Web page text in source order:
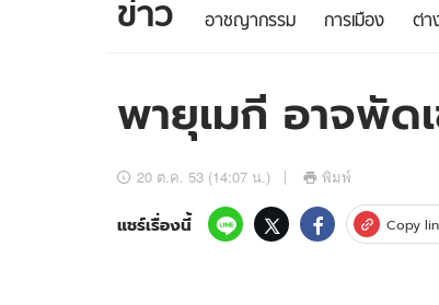
ข่าว
ข่าวบันเทิง
อัปเดตจีน
ดู
สถิติ
ข่าว อาชญากรรม การเมือง ต่า
พายุเมกี อาจพัด
20 ต.ค. 53 (14:07 น.) พิมพ์
แชร์เรื่องนี้ Copy